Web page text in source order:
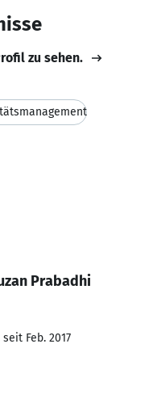
zu sehen.
Prabadhi
Feb. 2017